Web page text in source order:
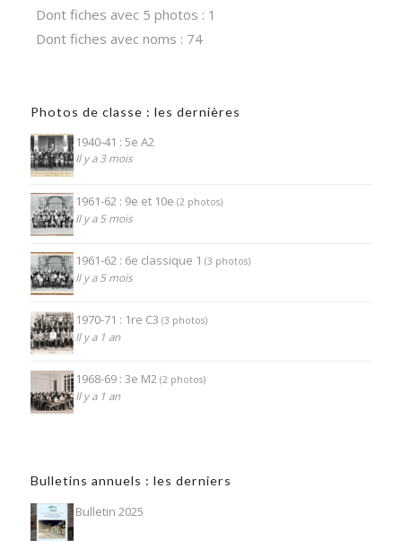
Dont fiches avec 5 photos : 1
Dont fiches avec noms : 74
Photos de classe : les dernières
1940-41 : 5e A2
Il y a 3 mois
1961-62 : 9e et 10e (2 photos)
Il y a 5 mois
1961-62 : 6e classique 1 (3 photos)
Il y a 5 mois
1970-71 : 1re C3 (3 photos)
Il y a 1 an
1968-69 : 3e M2 (2 photos)
Il y a 1 an
Bulletins annuels : les derniers
Bulletin 2025